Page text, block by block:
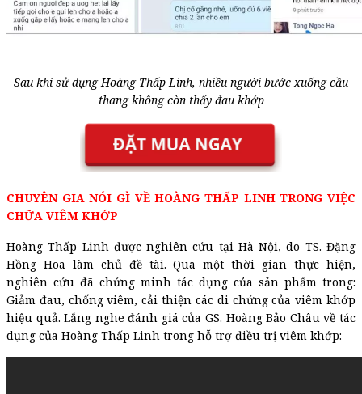
Sau khi sử dụng Hoàng Thấp Linh, nhiều người bước xuống cầu
thang không còn thấy đau khớp
CHUYÊN GIA NÓI GÌ VỀ HOÀNG THẤP LINH TRONG VIỆC
CHỮA VIÊM KHỚP
Hoàng Thấp Linh được nghiên cứu tại Hà Nội, do TS. Đặng
Hồng Hoa làm chủ đề tài. Qua một thời gian thực hiện,
nghiên cứu đã chứng minh tác dụng của sản phẩm trong:
Giảm đau, chống viêm, cải thiện các di chứng của viêm khớp
hiệu quả. Lắng nghe đánh giá của GS. Hoàng Bảo Châu về tác
dụng của Hoàng Thấp Linh trong hỗ trợ điều trị viêm khớp: